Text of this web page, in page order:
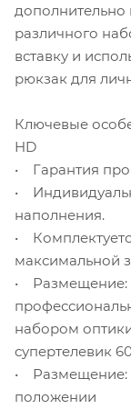
дополнительно
различного
вставку и
рюкзак для
Ключевые
HD
• Гарантия
•
наполнения.
•
максимальной
• Размещение:
набором
супертелевик
• Размещение:
положении